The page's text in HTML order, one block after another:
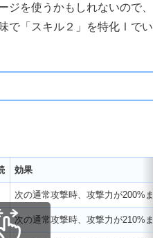
ジを使うかもしれないので、
で「スキル２」を特化Ⅰでい
効果
次の通常攻撃時、攻撃力が200%ま
次の通常攻撃時、攻撃力が210%ま